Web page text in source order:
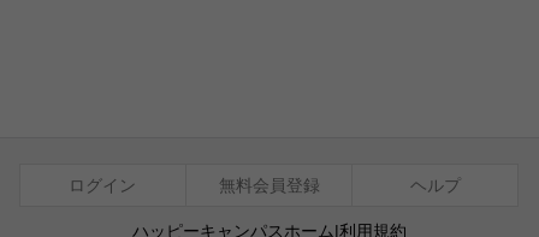
ログイン 無料会員登録 ヘルプ
ハッピーキャンパスホーム|利用規約